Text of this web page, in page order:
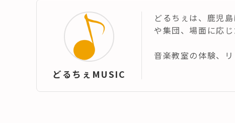
どるちぇMUSIC
どるちぇは、鹿児
や集団、場面に応じ
音楽教室の体験、